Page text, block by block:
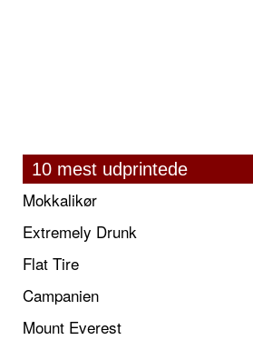
10 mest udprintede
Mokkalikør
Extremely Drunk
Flat Tire
Campanien
Mount Everest